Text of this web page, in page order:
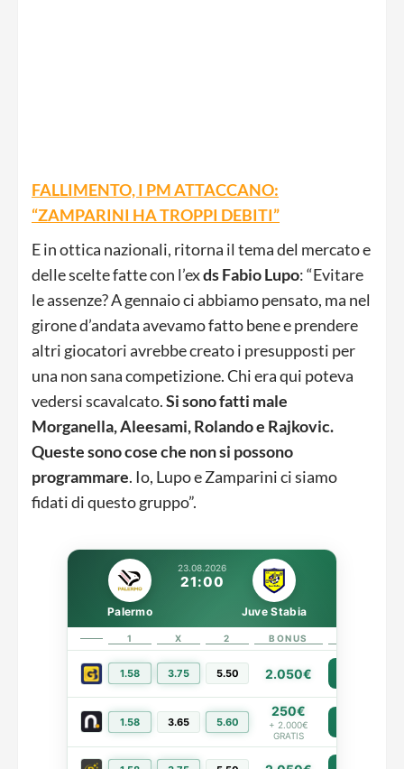
FALLIMENTO, I PM ATTACCANO:
“ZAMPARINI HA TROPPI DEBITI”
E in ottica nazionali, ritorna il tema del mercato e
delle scelte fatte con l’exds Fabio Lupo: “Evitare
le assenze? A gennaio ci abbiamo pensato, ma nel
girone d’andata avevamo fatto bene e prendere
altri giocatori avrebbe creato i presupposti per
una non sana competizione. Chi era qui poteva
vedersi scavalcato.Si sono fatti male
Morganella, Aleesami, Rolando e Rajkovic.
Queste sono cose che non si possono
programmare. Io, Lupo e Zamparini ci siamo
fidati di questo gruppo”.
23.08.2026
21:00
Palermo Juve Stabia
1 X 2 BONUS
1.58 3.75 5.50 2.050€
1.58 3.65 5.60
250€
+ 2.000€
GRATIS